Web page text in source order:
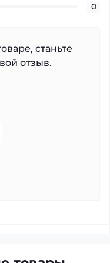
0
станьте
отзыв.